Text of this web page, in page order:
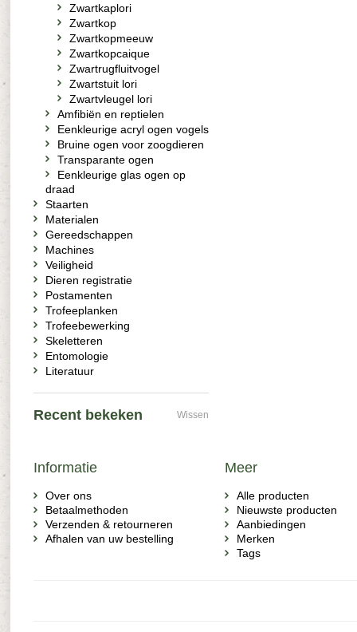
Zwartkaplori
Zwartkop
Zwartkopmeeuw
Zwartkopcaique
Zwartrugfluitvogel
Zwartstuit lori
Zwartvleugel lori
Amfibiën en reptielen
Eenkleurige acryl ogen vogels
Bruine ogen voor zoogdieren
Transparante ogen
Eenkleurige glas ogen op
draad
Staarten
Materialen
Gereedschappen
Machines
Veiligheid
Dieren registratie
Postamenten
Trofeeplanken
Trofeebewerking
Skeletteren
Entomologie
Literatuur
Recent bekeken Wissen
Informatie
Over ons
Betaalmethoden
Verzenden & retourneren
Afhalen van uw bestelling
Meer
Alle producten
Nieuwste producten
Aanbiedingen
Merken
Tags